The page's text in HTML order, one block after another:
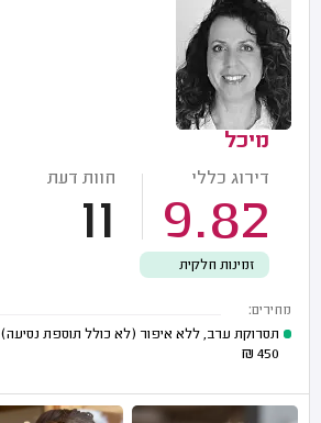
מיכל
דירוג כללי
9.82
חוות דעת
11
זמינות חלקית
מחירים:
תסרוקת ערב, ללא איפור (לא כולל תוספת נסיעה)
450
₪